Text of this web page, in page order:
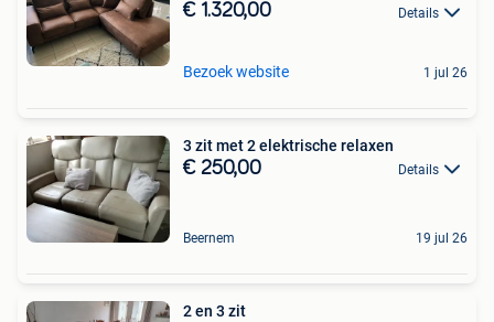
€ 1.320,00 Details
Bezoek website 1 jul 26
3 zit met 2 elektrische relaxen
€ 250,00 Details
Beernem 19 jul 26
2 en 3 zit